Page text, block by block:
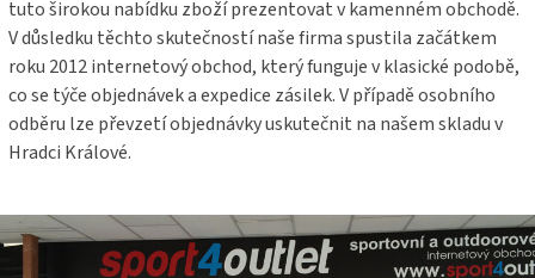
tuto širokou nabídku zboží prezentovat v kamenném obchodě.
V důsledku těchto skutečností naše firma spustila začátkem
roku 2012 internetový obchod, který funguje v klasické podobě,
co se týče objednávek a expedice zásilek. V případě osobního
odběru lze převzetí objednávky uskutečnit na našem skladu v
Hradci Králové.